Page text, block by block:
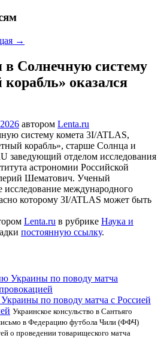
→
Солнечную систему
оказался
автором Lenta.ru
систему комета 3I/ATLAS,
корабль», старше Солнца и
заведующий отделом исследования
астрономии Российской
Шематович. Ученый
исследование международного
которому 3I/ATLAS может быть
Lenta.ru в рубрике Наука и
постоянную ссылку.
по поводу матча с Россией
Украинское консульство в Сантьяго
в Федерацию футбола Чили (ФФЧ)
о проведении товарищеского матча